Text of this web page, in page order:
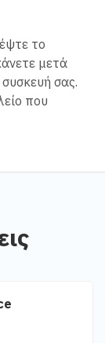
το
μετά
σας.
που